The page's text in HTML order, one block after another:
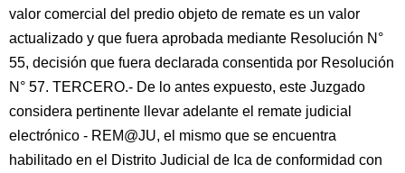
valor comercial del predio objeto de remate es un valor
actualizado y que fuera aprobada mediante Resolución N°
55, decisión que fuera declarada consentida por Resolución
N° 57. TERCERO.- De lo antes expuesto, este Juzgado
considera pertinente llevar adelante el remate judicial
electrónico - REM@JU, el mismo que se encuentra
habilitado en el Distrito Judicial de Ica de conformidad con